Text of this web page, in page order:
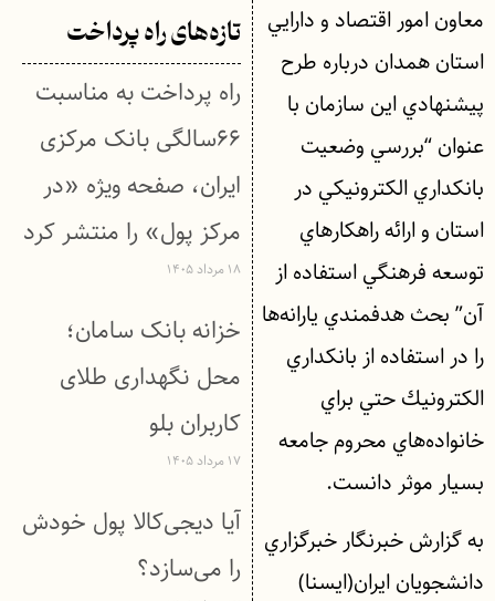
معاون امور اقتصاد و دارايي
استان همدان درباره طرح
پيشنهادي اين سازمان با
عنوان “بررسي وضعيت
بانكداري الكترونيكي در
استان و ارائه راهكارهاي
توسعه فرهنگي استفاده از
آن” بحث هدفمندي يارانه‌ها
را در استفاده از بانكداري
الكترونيك حتي براي
خانواده‌هاي محروم جامعه
بسيار موثر دانست.
به گزارش خبرنگار خبرگزاري
دانشجويان ايران(ايسنا)
تازه‌های راه پرداخت
راه پرداخت به مناسبت
۶۶سالگی بانک مرکزی
ایران، صفحه ویژه «در
مرکز پول» را منتشر کرد
۱۸ مرداد ۱۴۰۵
خزانه بانک سامان؛
محل نگهداری طلای
کاربران بلو
۱۷ مرداد ۱۴۰۵
آیا دیجی‌کالا پول خودش
را می‌سازد؟